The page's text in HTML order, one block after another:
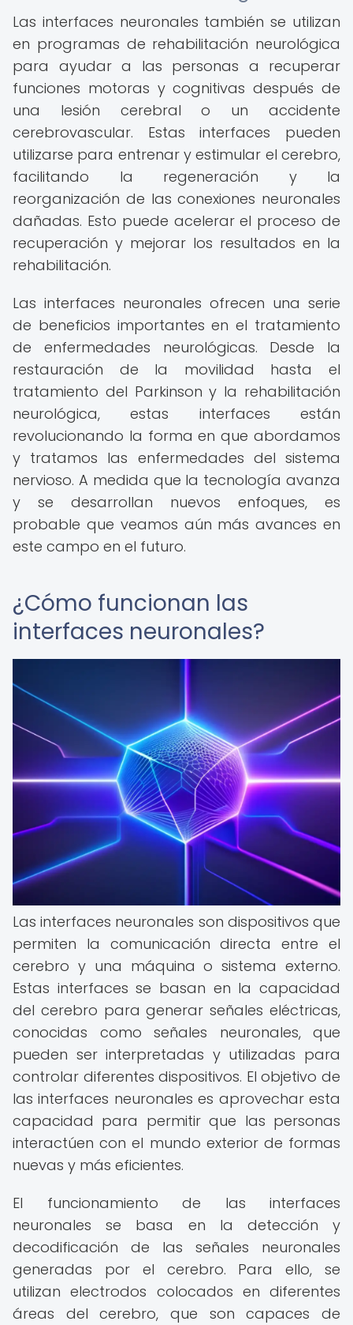
Las interfaces neuronales también se utilizan
en programas de rehabilitación neurológica
para ayudar a las personas a recuperar
funciones motoras y cognitivas después de
una lesión cerebral o un accidente
cerebrovascular. Estas interfaces pueden
utilizarse para entrenar y estimular el cerebro,
facilitando la regeneración y la
reorganización de las conexiones neuronales
dañadas. Esto puede acelerar el proceso de
recuperación y mejorar los resultados en la
rehabilitación.
Las interfaces neuronales ofrecen una serie
de beneficios importantes en el tratamiento
de enfermedades neurológicas. Desde la
restauración de la movilidad hasta el
tratamiento del Parkinson y la rehabilitación
neurológica, estas interfaces están
revolucionando la forma en que abordamos
y tratamos las enfermedades del sistema
nervioso. A medida que la tecnología avanza
y se desarrollan nuevos enfoques, es
probable que veamos aún más avances en
este campo en el futuro.
¿Cómo funcionan las
interfaces neuronales?
Las interfaces neuronales son dispositivos que
permiten la comunicación directa entre el
cerebro y una máquina o sistema externo.
Estas interfaces se basan en la capacidad
del cerebro para generar señales eléctricas,
conocidas como señales neuronales, que
pueden ser interpretadas y utilizadas para
controlar diferentes dispositivos. El objetivo de
las interfaces neuronales es aprovechar esta
capacidad para permitir que las personas
interactúen con el mundo exterior de formas
nuevas y más eficientes.
El funcionamiento de las interfaces
neuronales se basa en la detección y
decodificación de las señales neuronales
generadas por el cerebro. Para ello, se
utilizan electrodos colocados en diferentes
áreas del cerebro, que son capaces de